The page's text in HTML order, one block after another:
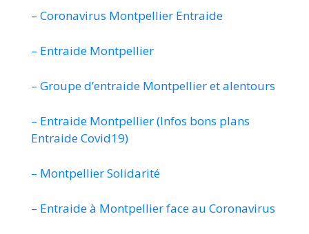
– Coronavirus Montpellier Entraide
– Entraide Montpellier
– Groupe d’entraide Montpellier et alentours
– Entraide Montpellier (Infos bons plans
Entraide Covid19)
– Montpellier Solidarité
– Entraide à Montpellier face au Coronavirus